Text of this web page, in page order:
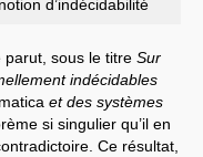
d’indécidabilité
parut, sous le titre Sur
indécidables
et des systèmes
si singulier qu’il en
Ce résultat,